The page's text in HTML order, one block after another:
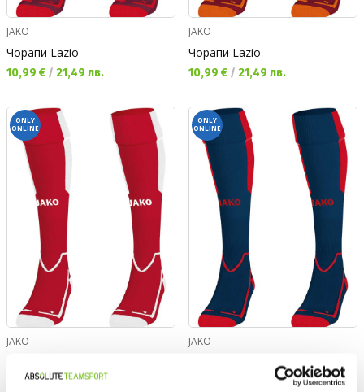
JAKO
Чорапи Lazio
Текуща цена:
10,99 € / 21,49 лв.
JAKO
Чорапи Lazio
Текуща цена:
10,99 € / 21,49 лв.
ONLY
ONLINE
JAKO
Текуща цена:
10,99 €/21,49 лв.
ONLY
ONLINE
JAKO
21,49 лв.